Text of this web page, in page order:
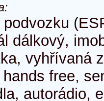
dálkový,
vyhřívaná
free,
autorádio,